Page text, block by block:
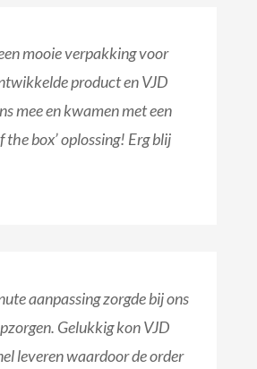
mooie verpakking voor
product en VJD
mee en kwamen met een
the box’ oplossing! Erg blij
aanpassing zorgde bij ons
Gelukkig kon VJD
leveren waardoor de order